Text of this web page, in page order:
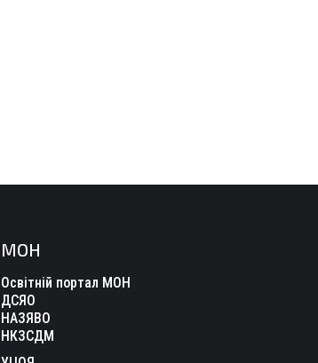
МОН
Освітній портал МОН
ДСЯО
НАЗЯВО
НКЗСДМ